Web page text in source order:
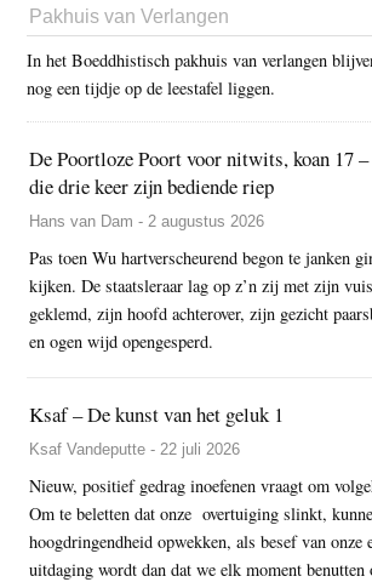
Pakhuis van Verlangen
In het Boeddhistisch pakhuis van verlangen
nog een tijdje op de leestafel liggen.
De Poortloze Poort voor nitwits, koan 17
die drie keer zijn bediende riep
Hans van Dam - 2 augustus 2026
Pas toen Wu hartverscheurend begon te janken
kijken. De staatsleraar lag op z’n zij met zijn
geklemd, zijn hoofd achterover, zijn gezicht
en ogen wijd opengesperd.
Ksaf – De kunst van het geluk 1
Ksaf Vandeputte - 22 juli 2026
Nieuw, positief gedrag inoefenen vraagt om
Om te beletten dat onze overtuiging slinkt,
hoogdringendheid opwekken, als besef van onze
uitdaging wordt dan dat we elk moment benutten